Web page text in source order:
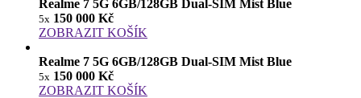
Realme 7 5G 6GB/128GB Dual-SIM Mist Blue
5x 150 000 Kč
ZOBRAZIT KOŠÍK
Realme 7 5G 6GB/128GB Dual-SIM Mist Blue
5x 150 000 Kč
ZOBRAZIT KOŠÍK